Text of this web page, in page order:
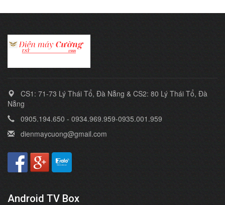
CS1: 71-73 Lý Thái Tổ, Đà Nẵng & CS2: 80 Lý Thái Tổ, Đà
Nẵng
0905.194.650 - 0934.969.959-0935.001.959
dienmaycuong@gmail.com
Android TV Box